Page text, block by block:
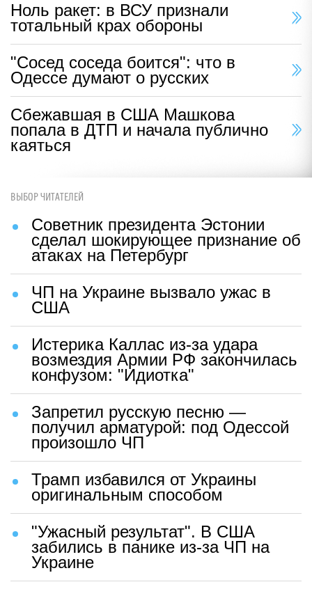
Ноль ракет: в ВСУ признали
тотальный крах обороны
"Сосед соседа боится": что в
Одессе думают о русских
Сбежавшая в США Машкова
попала в ДТП и начала публично
каяться
ВЫБОР ЧИТАТЕЛЕЙ
Советник президента Эстонии
сделал шокирующее признание об
атаках на Петербург
ЧП на Украине вызвало ужас в
США
Истерика Каллас из-за удара
возмездия Армии РФ закончилась
конфузом: "Идиотка"
Запретил русскую песню —
получил арматурой: под Одессой
произошло ЧП
Трамп избавился от Украины
оригинальным способом
"Ужасный результат". В США
забились в панике из-за ЧП на
Украине